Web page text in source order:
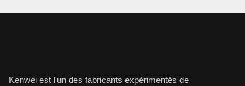
Kenwei est l'un des fabricants expérimentés de